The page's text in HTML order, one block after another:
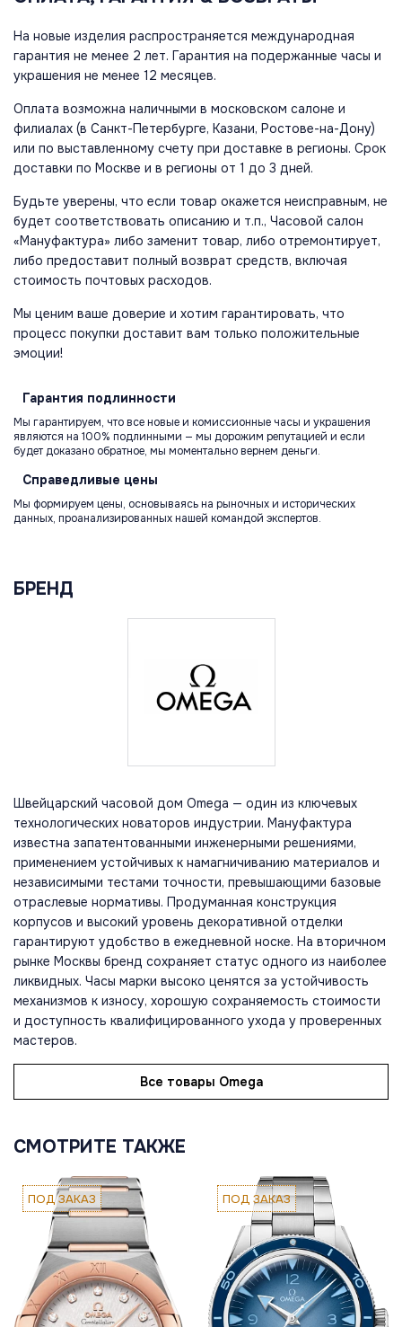
На новые изделия распространяется международная
гарантия не менее 2 лет. Гарантия на подержанные часы и
украшения не менее 12 месяцев.
Оплата возможна наличными в московском салоне и
филиалах (в Санкт-Петербурге, Казани, Ростове-на-Дону)
или по выставленному счету при доставке в регионы. Срок
доставки по Москве и в регионы от 1 до 3 дней.
Будьте уверены, что если товар окажется неисправным, не
будет соответствовать описанию и т.п., Часовой салон
«Мануфактура» либо заменит товар, либо отремонтирует,
либо предоставит полный возврат средств, включая
стоимость почтовых расходов.
Мы ценим ваше доверие и хотим гарантировать, что
процесс покупки доставит вам только положительные
эмоции!
Гарантия подлинности
Мы гарантируем, что все новые и комиссионные часы и украшения
являются на 100% подлинными — мы дорожим репутацией и если
будет доказано обратное, мы моментально вернем деньги.
Справедливые цены
Мы формируем цены, основываясь на рыночных и исторических
данных, проанализированных нашей командой экспертов.
БРЕНД
Швейцарский часовой дом Omega — один из ключевых
технологических новаторов индустрии. Мануфактура
известна запатентованными инженерными решениями,
применением устойчивых к намагничиванию материалов и
независимыми тестами точности, превышающими базовые
отраслевые нормативы. Продуманная конструкция
корпусов и высокий уровень декоративной отделки
гарантируют удобство в ежедневной носке. На вторичном
рынке Москвы бренд сохраняет статус одного из наиболее
ликвидных. Часы марки высоко ценятся за устойчивость
механизмов к износу, хорошую сохраняемость стоимости
и доступность квалифицированного ухода у проверенных
мастеров.
Все товары Omega
СМОТРИТЕ ТАКЖЕ
ПОД ЗАКАЗ ПОД ЗАКАЗ